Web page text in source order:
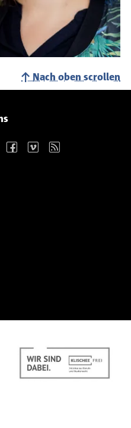
Nach oben scrollen
Facebook Vimeo RSS